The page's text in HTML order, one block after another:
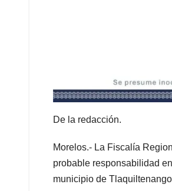
De la redacción.
Morelos.- La Fiscalía
probable responsabilidad
municipio de